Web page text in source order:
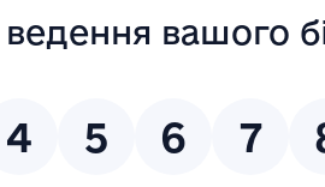
засобів, крові та
сертифікація